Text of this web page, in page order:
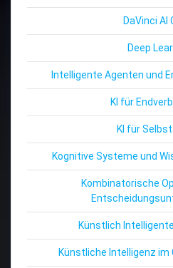
DaVinci AI
Deep
Intelligente Agenten und
KI für
KI für
Kognitive Systeme und
Kombinatorische
Künstlich
Künstliche Intelligenz